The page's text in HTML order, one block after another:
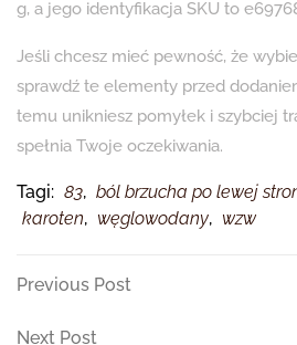
g, a jego identyfikacja SKU to
Jeśli chcesz mieć pewność, że
sprawdź te elementy przed
temu unikniesz pomyłek i szybciej
spełnia Twoje oczekiwania.
Tagi: 83, ból brzucha po lewej
karoten, węglowodany, wzw
Nawigacja
wpisu
Previous
Previous Post
Next
Next Post